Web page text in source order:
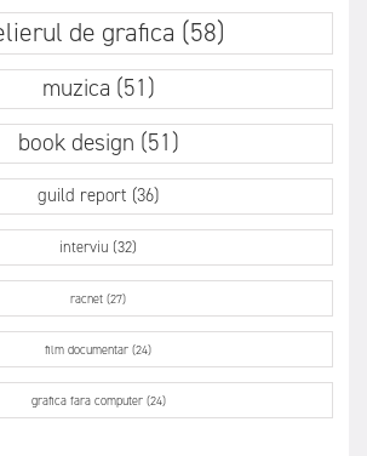
de grafica (58)
muzica (51)
book design (51)
guild report (36)
interviu (32)
racnet (27)
film documentar (24)
grafica fara computer (24)